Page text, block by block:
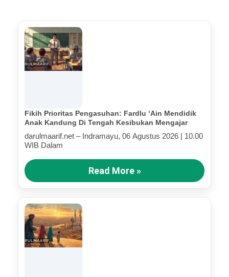
Fikih Prioritas Pengasuhan: Fardlu ‘Ain Mendidik
Anak Kandung Di Tengah Kesibukan Mengajar
darulmaarif.net – Indramayu, 06 Agustus 2026 | 10.00
WIB Dalam
Read More »